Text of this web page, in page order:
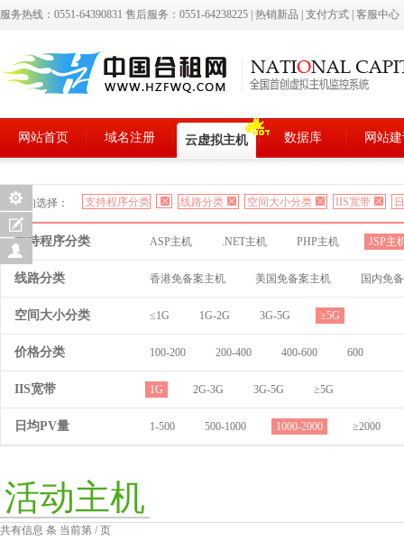
服务热线：0551-64390831 售后服务：0551-64238225 热销新品 支付方式 客服中心
网站首页 域名注册 云虚拟主机 数据库 网站
您的选择： 支持程序分类 线路分类 空间大小分类 IIS宽带
支持程序分类 ASP主机 .NET主机 PHP主机 JSP主
线路分类 香港免备案主机 美国免备案主机 国内免
空间大小分类 ≤1G 1G-2G 3G-5G ≥5G
价格分类 100-200 200-400 400-600 600
IIS宽带 1G 2G-3G 3G-5G ≥5G
日均PV量 1-500 500-1000 1000-2000 ≥2000
活动主机
共有信息 条 当前第 / 页